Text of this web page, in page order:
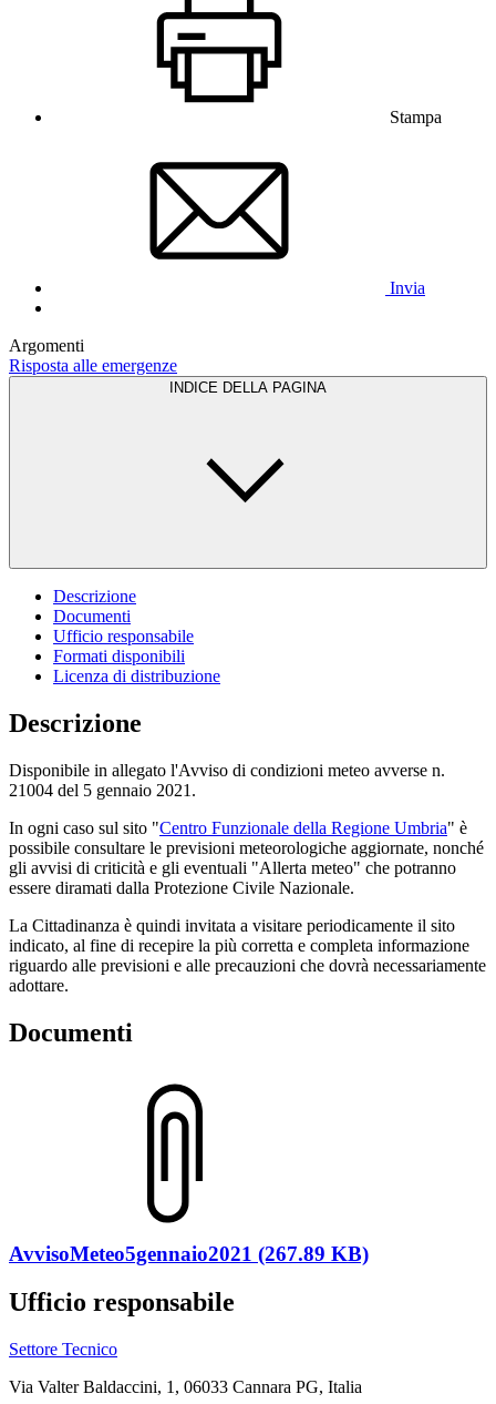
Stampa
Invia
Argomenti
Risposta alle emergenze
INDICE DELLA PAGINA
Descrizione
Documenti
Ufficio responsabile
Formati disponibili
Licenza di distribuzione
Descrizione
Disponibile in allegato l'Avviso di condizioni meteo avverse n.
21004 del 5 gennaio 2021.
In ogni caso sul sito "Centro Funzionale della Regione Umbria" è
possibile consultare le previsioni meteorologiche aggiornate, nonché
gli avvisi di criticità e gli eventuali "Allerta meteo" che potranno
essere diramati dalla Protezione Civile Nazionale.
La Cittadinanza è quindi invitata a visitare periodicamente il sito
indicato, al fine di recepire la più corretta e completa informazione
riguardo alle previsioni e alle precauzioni che dovrà necessariamente
adottare.
Documenti
AvvisoMeteo5gennaio2021 (267.89 KB)
Ufficio responsabile
Settore Tecnico
Via Valter Baldaccini, 1, 06033 Cannara PG, Italia